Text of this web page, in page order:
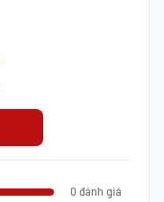
0 đánh giá